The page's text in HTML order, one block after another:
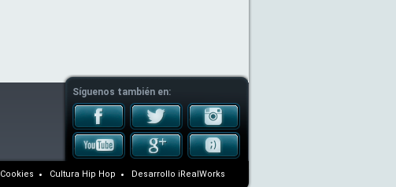
Síguenos también en:
Cookies Cultura Hip Hop Desarrollo iRealWorks